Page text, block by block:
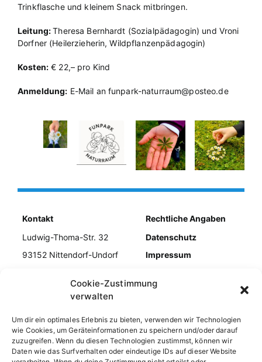
Cookie-Zustimmung
verwalten
Um dir ein optimales Erlebnis zu bieten, verwenden wir Technologien
wie Cookies, um Geräteinformationen zu speichern und/oder darauf
zuzugreifen. Wenn du diesen Technologien zustimmst, können wir
Daten wie das Surfverhalten oder eindeutige IDs auf dieser Website
Trinkflasche und kleinem Snack mitbringen.
Leitung:Theresa Bernhardt (Sozialpädagogin) und Vroni
Dorfner (Heilerzieherin, Wildpflanzenpädagogin)
Kosten:€ 22,– pro Kind
Anmeldung: E-Mail an funpark-naturraum@posteo.de
Kontakt
Ludwig-Thoma-Str. 32
93152 Nittendorf-Undorf
E-Mail info@kiebiz-
Rechtliche Angaben
Datenschutz
Impressum
Cookie-Richtlinie